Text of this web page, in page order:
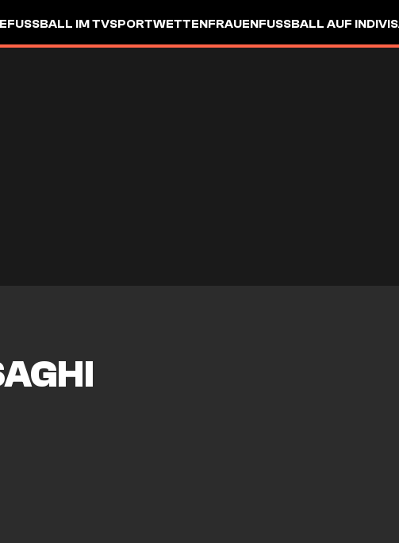
FUSSBALL IM TV SPORTWETTENFRAUENFUSSBALL AUF INDIVISA